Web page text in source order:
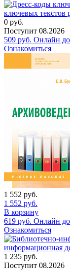
ключевых текстов
0 руб.
Поступит 08.2026
509 руб. Онлайн
Ознакомиться
1 552 руб.
1 552 руб.
В корзину
619 руб. Онлайн
Ознакомиться
информационная
1 235 руб.
Поступит 08.2026